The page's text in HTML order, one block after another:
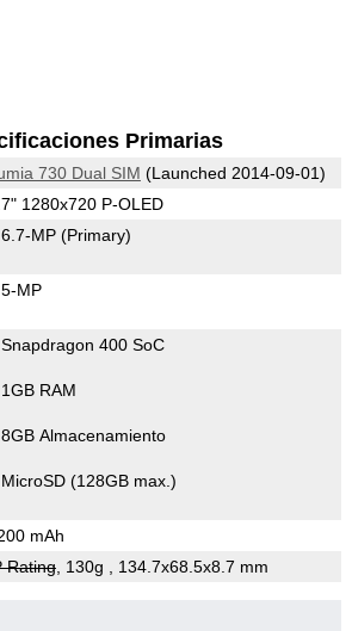
Primarias
730 Dual SIM (Launched 2014-09-01)
1280x720 P-OLED
6.7-MP (Primary)
5-MP
Snapdragon 400 SoC
1GB RAM
8GB Almacenamiento
MicroSD (128GB max.)
mAh
Rating, 130g , 134.7x68.5x8.7 mm